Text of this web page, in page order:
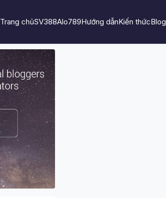
Trang chủSV388Alo789Hướng dẫnKiến thứcBlog